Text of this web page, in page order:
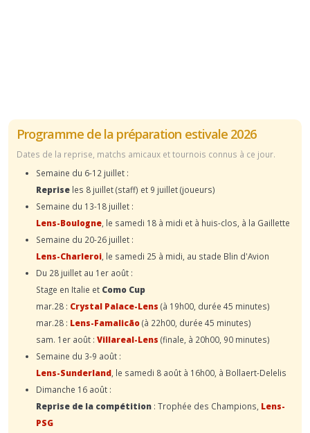
Programme de la préparation estivale 2026
Dates de la reprise, matchs amicaux et tournois connus à ce jour.
Semaine du 6-12 juillet :
Reprise les 8 juillet (staff) et 9 juillet (joueurs)
Semaine du 13-18 juillet :
Lens-Boulogne , le samedi 18 à midi et à huis-clos, à la Gaillette
Semaine du 20-26 juillet :
Lens-Charleroi , le samedi 25 à midi, au stade Blin d'Avion
Du 28 juillet au 1er août :
Stage en Italie et Como Cup
mar.28 : Crystal Palace-Lens (à 19h00, durée 45 minutes)
mar.28 : Lens-Famalicão(à 22h00, durée 45 minutes)
sam. 1er août : Villareal-Lens (finale, à 20h00, 90 minutes)
Semaine du 3-9 août :
Lens-Sunderland , le samedi 8 août à 16h00, à Bollaert-Delelis
Dimanche 16 août :
Reprise de la compétition : Trophée des Champions, Lens-
PSG